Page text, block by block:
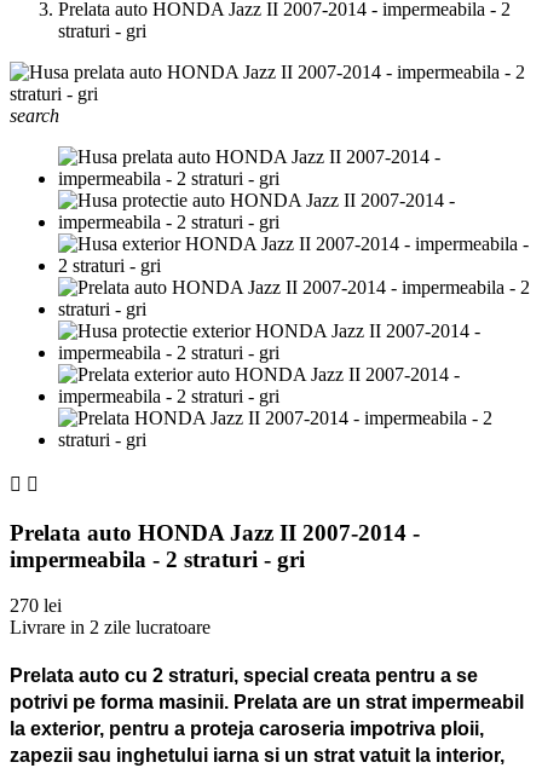
Prelata auto HONDA Jazz II 2007-2014 - impermeabila - 2
straturi - gri
search
 
Prelata auto HONDA Jazz II 2007-2014 -
impermeabila - 2 straturi - gri
270 lei
Livrare in 2 zile lucratoare
Prelata auto cu 2 straturi, special creata pentru a se
potrivi pe forma masinii. Prelata are un strat impermeabil
la exterior, pentru a proteja caroseria impotriva ploii,
zapezii sau inghetului iarna si un strat vatuit la interior,